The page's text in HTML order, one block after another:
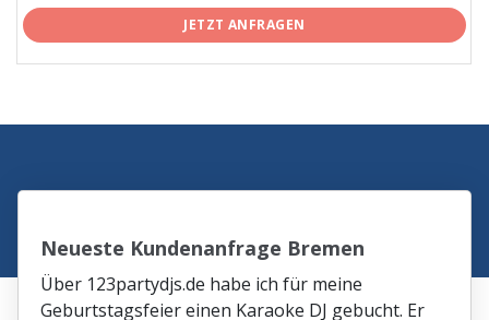
JETZT ANFRAGEN
Neueste Kundenanfrage Bremen
Über 123partydjs.de habe ich für meine
Geburtstagsfeier einen Karaoke DJ gebucht. Er